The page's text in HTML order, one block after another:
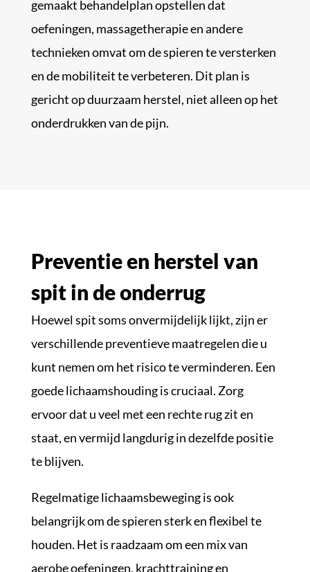
gemaakt behandelplan opstellen dat
oefeningen, massagetherapie en andere
technieken omvat om de spieren te versterken
en de mobiliteit te verbeteren. Dit plan is
gericht op duurzaam herstel, niet alleen op het
onderdrukken van de pijn.
Preventie en herstel van
spit in de onderrug
Hoewel spit soms onvermijdelijk lijkt, zijn er
verschillende preventieve maatregelen die u
kunt nemen om het risico te verminderen. Een
goede lichaamshouding is cruciaal. Zorg
ervoor dat u veel met een rechte rug zit en
staat, en vermijd langdurig in dezelfde positie
te blijven.
Regelmatige lichaamsbeweging is ook
belangrijk om de spieren sterk en flexibel te
houden. Het is raadzaam om een mix van
aerobe oefeningen, krachttraining en